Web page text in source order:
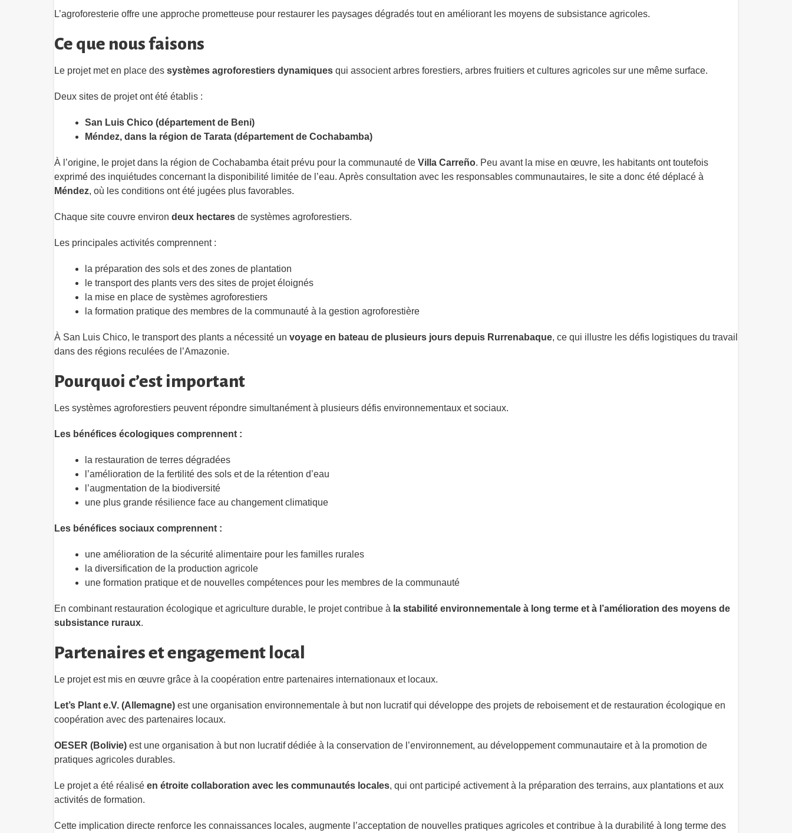
L’agroforesterie offre une approche prometteuse pour restaurer les paysages dégradés tout en améliorant les moyens de subsistance agricoles.
Ce que nous faisons
Le projet met en place des systèmes agroforestiers dynamiques qui associent arbres forestiers, arbres fruitiers et cultures agricoles sur une même surface.
Deux sites de projet ont été établis :
San Luis Chico (département de Beni)
Méndez, dans la région de Tarata (département de Cochabamba)
À l’origine, le projet dans la région de Cochabamba était prévu pour la communauté de Villa Carreño. Peu avant la mise en œuvre, les habitants ont toutefois
exprimé des inquiétudes concernant la disponibilité limitée de l’eau. Après consultation avec les responsables communautaires, le site a donc été déplacé à
Méndez, où les conditions ont été jugées plus favorables.
Chaque site couvre environ deux hectares de systèmes agroforestiers.
Les principales activités comprennent :
la préparation des sols et des zones de plantation
le transport des plants vers des sites de projet éloignés
la mise en place de systèmes agroforestiers
la formation pratique des membres de la communauté à la gestion agroforestière
À San Luis Chico, le transport des plants a nécessité un voyage en bateau de plusieurs jours depuis Rurrenabaque, ce qui illustre les défis logistiques du travail
dans des régions reculées de l’Amazonie.
Pourquoi c’est important
Les systèmes agroforestiers peuvent répondre simultanément à plusieurs défis environnementaux et sociaux.
Les bénéfices écologiques comprennent :
la restauration de terres dégradées
l’amélioration de la fertilité des sols et de la rétention d’eau
l’augmentation de la biodiversité
une plus grande résilience face au changement climatique
Les bénéfices sociaux comprennent :
une amélioration de la sécurité alimentaire pour les familles rurales
la diversification de la production agricole
une formation pratique et de nouvelles compétences pour les membres de la communauté
En combinant restauration écologique et agriculture durable, le projet contribue à la stabilité environnementale à long terme et à l’amélioration des moyens de
subsistance ruraux.
Partenaires et engagement local
Le projet est mis en œuvre grâce à la coopération entre partenaires internationaux et locaux.
Let’s Plant e.V. (Allemagne) est une organisation environnementale à but non lucratif qui développe des projets de reboisement et de restauration écologique en
coopération avec des partenaires locaux.
OESER (Bolivie) est une organisation à but non lucratif dédiée à la conservation de l’environnement, au développement communautaire et à la promotion de
pratiques agricoles durables.
Le projet a été réalisé en étroite collaboration avec les communautés locales, qui ont participé activement à la préparation des terrains, aux plantations et aux
activités de formation.
Cette implication directe renforce les connaissances locales, augmente l’acceptation de nouvelles pratiques agricoles et contribue à la durabilité à long terme des